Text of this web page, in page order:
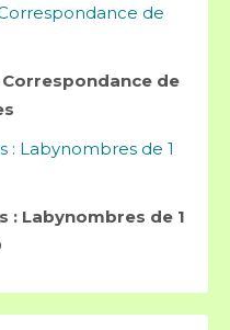
de
: Labynombres de 1